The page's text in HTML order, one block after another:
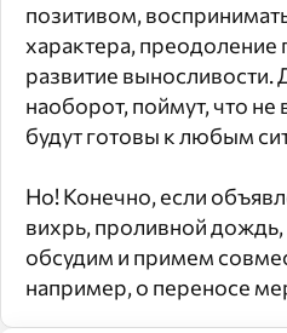
позитивом,
характера, преодоление
развитие выносливости.
наоборот, поймут, что не
будут готовы к любым
Но! Конечно, если
вихрь, проливной
обсудим и примем
например, о переносе